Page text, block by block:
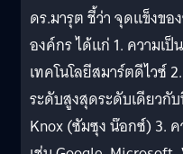
ดร.มารุต ชี้ว่า จุดแข็งข
องค์กร ได้แก่ 1. ความเ
เทคโนโลยีสมาร์ตดีไวซ์
ระดับสูงสุดระดับเดียวกั
Knox (ซัมซุง น๊อกซ์) 3.